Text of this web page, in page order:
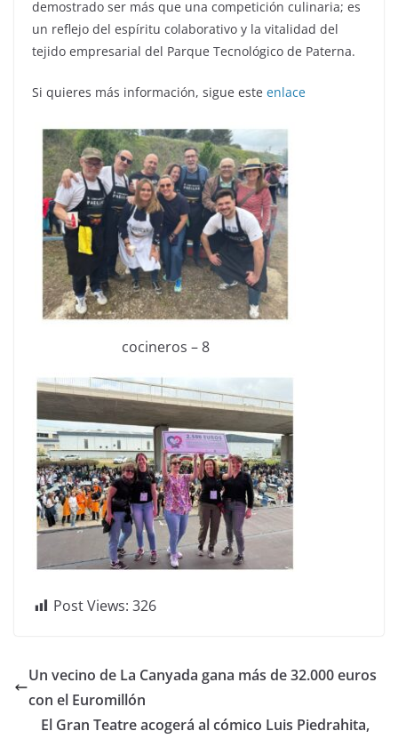
demostrado ser más que una competición culinaria; es
un reflejo del espíritu colaborativo y la vitalidad del
tejido empresarial del Parque Tecnológico de Paterna.
Si quieres más información, sigue este enlace
cocineros – 8
Post Views: 326
Un vecino de La Canyada gana más de 32.000 euros
con el Euromillón
El Gran Teatre acogerá al cómico Luis Piedrahita,